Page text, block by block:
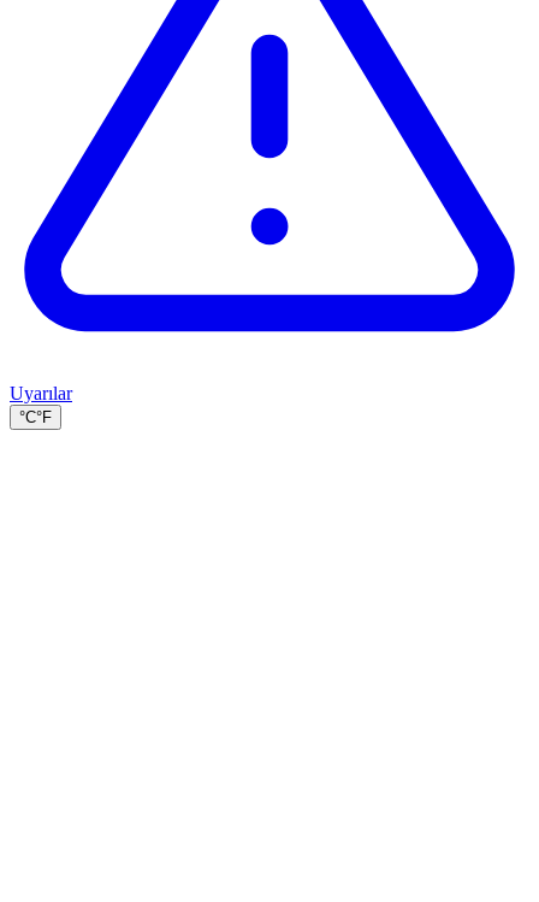
Uyarılar
°C°F